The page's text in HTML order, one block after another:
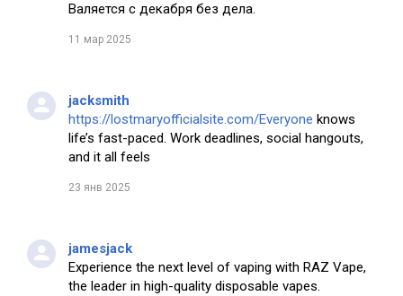
Валяется с декабря без дела.
11 мар 2025
jacksmith
https://lostmaryofficialsite.com/Everyone knows
life’s fast-paced. Work deadlines, social hangouts,
and it all feels
23 янв 2025
jamesjack
Experience the next level of vaping with RAZ Vape,
the leader in high-quality disposable vapes.